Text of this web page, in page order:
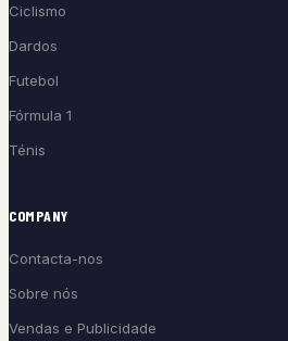
Ciclismo
Dardos
Futebol
Fórmula 1
Ténis
COMPANY
Contacta-nos
Sobre nós
Vendas e Publicidade